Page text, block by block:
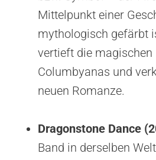
Mittelpunkt einer
mythologisch gefärbt
vertieft die magischen
Columbyanas und
neuen Romanze.
Dragonstone Dance
Band in derselben